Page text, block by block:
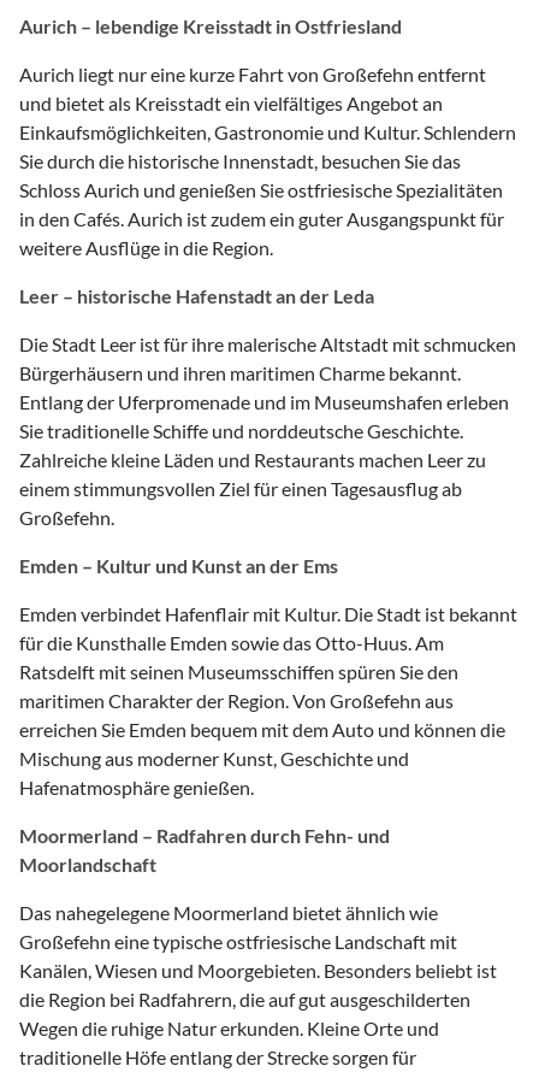
Aurich – lebendige Kreisstadt in Ostfriesland
Aurich liegt nur eine kurze Fahrt von Großefehn entfernt
und bietet als Kreisstadt ein vielfältiges Angebot an
Einkaufsmöglichkeiten, Gastronomie und Kultur. Schlendern
Sie durch die historische Innenstadt, besuchen Sie das
Schloss Aurich und genießen Sie ostfriesische Spezialitäten
in den Cafés. Aurich ist zudem ein guter Ausgangspunkt für
weitere Ausflüge in die Region.
Leer – historische Hafenstadt an der Leda
Die Stadt Leer ist für ihre malerische Altstadt mit schmucken
Bürgerhäusern und ihren maritimen Charme bekannt.
Entlang der Uferpromenade und im Museumshafen erleben
Sie traditionelle Schiffe und norddeutsche Geschichte.
Zahlreiche kleine Läden und Restaurants machen Leer zu
einem stimmungsvollen Ziel für einen Tagesausflug ab
Großefehn.
Emden – Kultur und Kunst an der Ems
Emden verbindet Hafenflair mit Kultur. Die Stadt ist bekannt
für die Kunsthalle Emden sowie das Otto-Huus. Am
Ratsdelft mit seinen Museumsschiffen spüren Sie den
maritimen Charakter der Region. Von Großefehn aus
erreichen Sie Emden bequem mit dem Auto und können die
Mischung aus moderner Kunst, Geschichte und
Hafenatmosphäre genießen.
Moormerland – Radfahren durch Fehn- und
Moorlandschaft
Das nahegelegene Moormerland bietet ähnlich wie
Großefehn eine typische ostfriesische Landschaft mit
Kanälen, Wiesen und Moorgebieten. Besonders beliebt ist
die Region bei Radfahrern, die auf gut ausgeschilderten
Wegen die ruhige Natur erkunden. Kleine Orte und
traditionelle Höfe entlang der Strecke sorgen für